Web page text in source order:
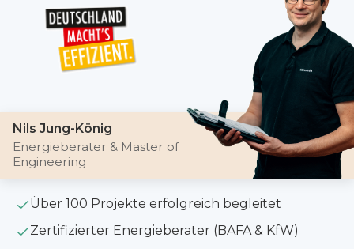
Nils Jung-König
Energieberater & Master of
Engineering
Über 100 Projekte erfolgreich begleitet
Zertifizierter Energieberater (BAFA & KfW)